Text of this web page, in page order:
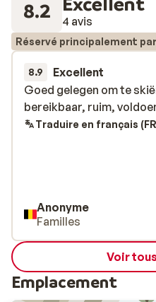
8.2 4 avis
Réservé principalement
8.9 Excellent
Goed gelegen om te
bereikbaar, ruim,
Goed gelegen om te
bereikbaar, ruim,
Traduire en français
Anonyme
Familles
Voir
Emplacement